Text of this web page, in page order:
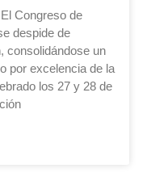
Congreso de
despide de
consolidándose un
por excelencia de la
los 27 y 28 de